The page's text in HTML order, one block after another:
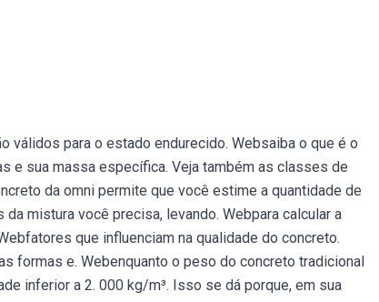
para o estado endurecido. Websaiba o que é o
e sua massa específica. Veja também as classes de
da omni permite que você estime a quantidade de
mistura você precisa, levando. Webpara calcular a
que influenciam na qualidade do concreto.
formas e. Webenquanto o peso do concreto tradicional
inferior a 2. 000 kg/m³. Isso se dá porque, em sua